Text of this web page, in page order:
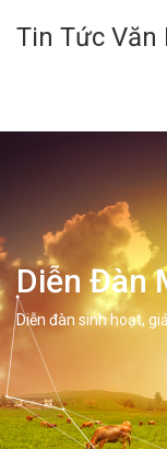
Tin Tức Văn
Diễn Đàn
Diễn đàn sinh hoạt,